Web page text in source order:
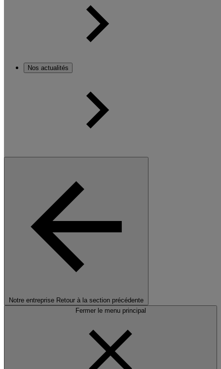
Nos actualités
Notre entreprise Retour à la section précédente
Fermer le menu principal